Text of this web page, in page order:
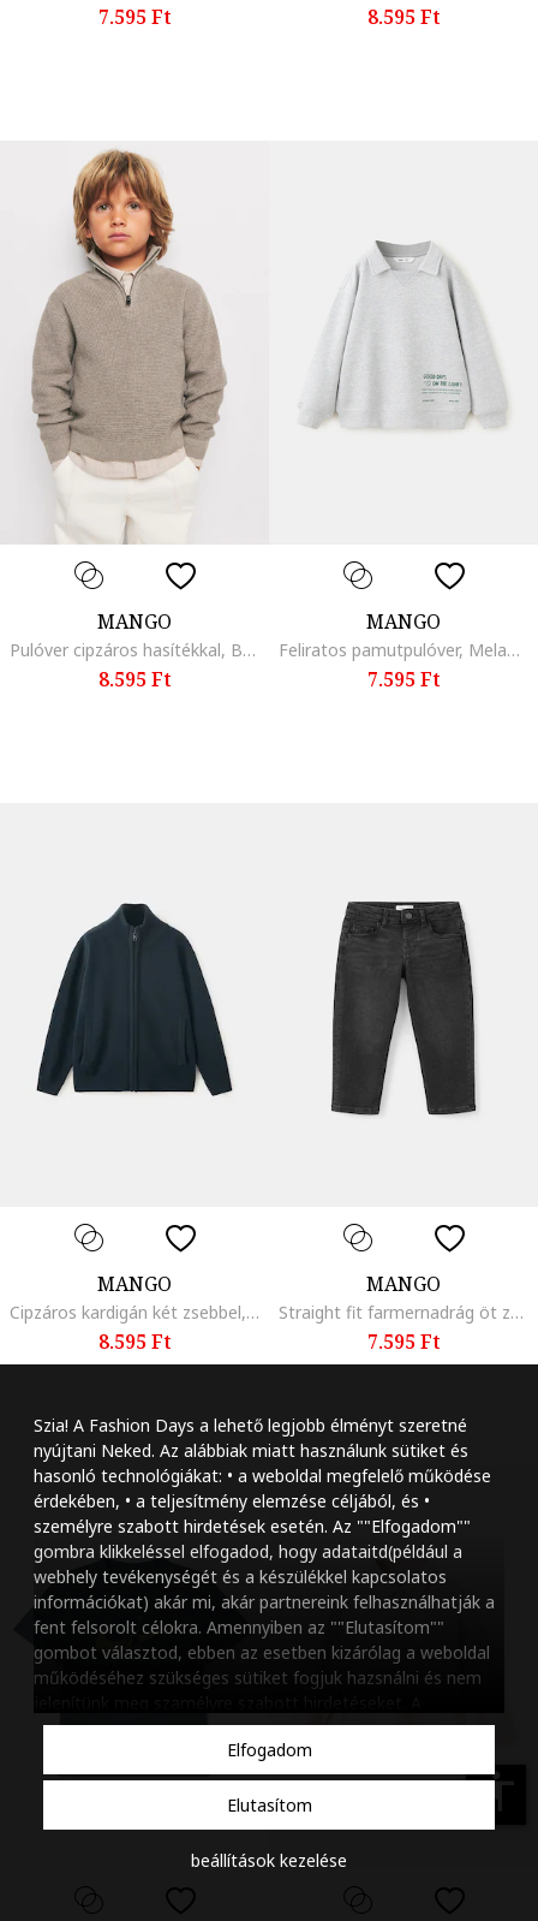
Szia! A Fashion Days a lehető legjobb élményt szeretné
nyújtani Neked. Az alábbiak miatt használunk sütiket és
hasonló technológiákat: • a weboldal megfelelő működése
érdekében, • a teljesítmény elemzése céljából, és •
személyre szabott hirdetések esetén. Az ""Elfogadom""
gombra klikkeléssel elfogadod, hogy adataitd(például a
webhely tevékenységét és a készülékkel kapcsolatos
információkat) akár mi, akár partnereink felhasználhatják a
fent felsorolt célokra. Amennyiben az ""Elutasítom""
gombot választod, ebben az esetben kizárólag a weboldal
működéséhez szükséges sütiket fogjuk hazsnálni és nem
beállításaidat bármikor módosíthatod, a ""Beállítások
kezelése"" gombra kattintva. Tudj meg többet
szabályzatunkról.
Elfogadom
Elutasítom
beállítások kezelése
7.595 Ft 8.595 Ft
MANGO
Pulóver cipzáros hasítékkal, Barnásszürke
8.595 Ft
MANGO
Feliratos pamutpulóver, Melange világosszürke
7.595 Ft
MANGO
Cipzáros kardigán két zsebbel, Sötétkék
8.595 Ft
MANGO
Straight fit farmernadrág öt zsebbel, Szénfekete
7.595 Ft
accessibility
Szöveg méretének
Szóköz növelése
Szóköz csökkentése
Sortávolság
Sortávolság
Színek invertálása
Szürke
Nagy kurzor